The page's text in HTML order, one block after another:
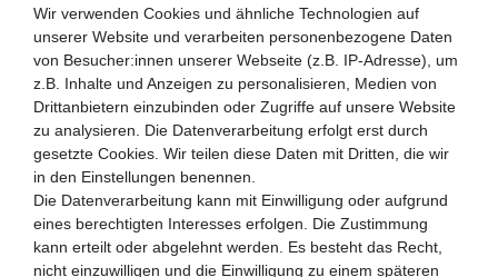
ZAHLUNGSMETHODEN
WIR VERSENDEN MIT
QUALITÄTSVERSPRECHEN
Wir verwenden Cookies und ähnliche Technologien auf
unserer Website und verarbeiten personenbezogene Daten
von Besucher:innen unserer Webseite (z.B. IP-Adresse), um
z.B. Inhalte und Anzeigen zu personalisieren, Medien von
Drittanbietern einzubinden oder Zugriffe auf unsere Website
zu analysieren. Die Datenverarbeitung erfolgt erst durch
gesetzte Cookies. Wir teilen diese Daten mit Dritten, die wir
in den Einstellungen benennen.
Die Datenverarbeitung kann mit Einwilligung oder aufgrund
eines berechtigten Interesses erfolgen. Die Zustimmung
kann erteilt oder abgelehnt werden. Es besteht das Recht,
nicht einzuwilligen und die Einwilligung zu einem späteren